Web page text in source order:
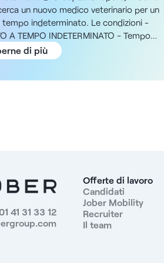
un nuovo medico veterinario per un
indeterminato. Le condizioni -
A TEMPO INDETERMINATO - Tempo
dalle 08:00 alle 00:00 La struttura Si
clinica veterinaria generale (100% canina)
I vantaggi - Locali di 200 m² -
100% dell'assicurazione sanitaria
Buoni pasto - Accesso al consiglio di
pagata attraverso la rete e
formazione e qualifiche esterne -
di più
41 31 33 12
Offerte di lavoro
Candidati
Jober Mobility
Recruiter
Il team